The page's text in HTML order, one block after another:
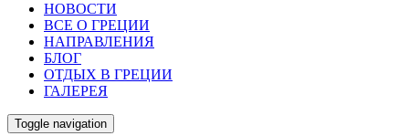
НОВОСТИ
ВСЕ О ГРЕЦИИ
НАПРАВЛЕНИЯ
БЛОГ
ОТДЫХ В ГРЕЦИИ
ГАЛЕРЕЯ
Toggle navigation